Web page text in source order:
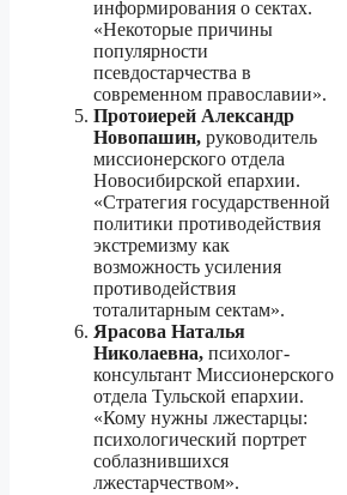
информирования о сектах.
«Некоторые причины
популярности
псевдостарчества в
современном православии».
Протоиерей Александр
Новопашин, руководитель
миссионерского отдела
Новосибирской епархии.
«Стратегия государственной
политики противодействия
экстремизму как
возможность усиления
противодействия
тоталитарным сектам».
Ярасова Наталья
Николаевна, психолог-
консультант Миссионерского
отдела Тульской епархии.
«Кому нужны лжестарцы:
психологический портрет
соблазнившихся
лжестарчеством».